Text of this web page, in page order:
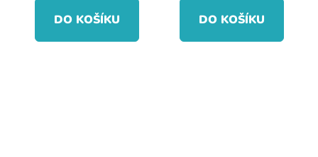
DO KOŠÍKU DO KOŠÍKU